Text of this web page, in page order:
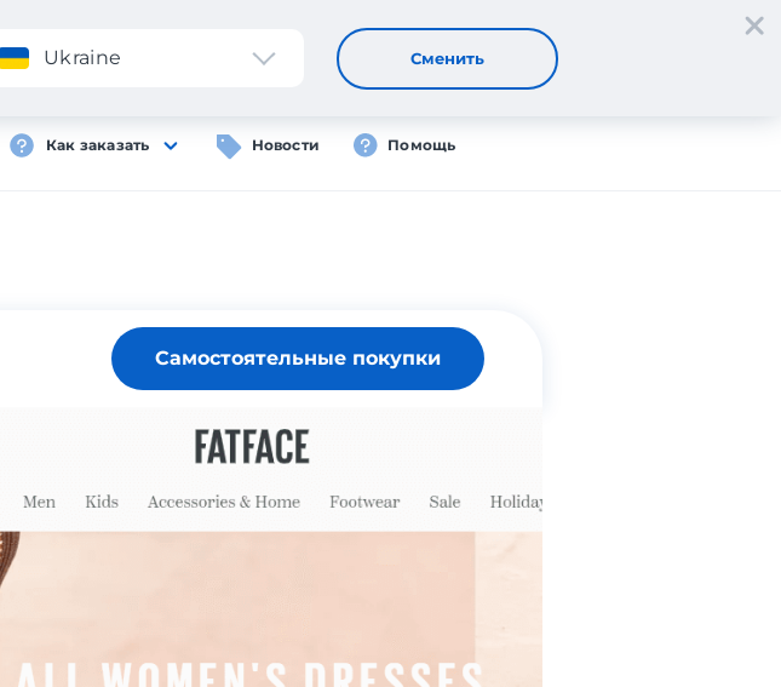
Приложение Регистрация Вход
Как заказать Новости Помощь
Ukraine Сменить
Самостоятельные покупки